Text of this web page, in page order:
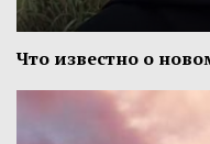
Что известно о